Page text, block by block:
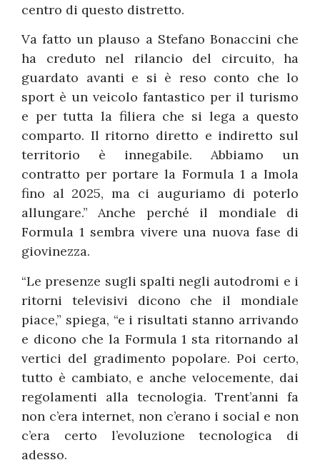
centro di questo distretto.
Va fatto un plauso a Stefano Bonaccini che
ha creduto nel rilancio del circuito, ha
guardato avanti e si è reso conto che lo
sport è un veicolo fantastico per il turismo
e per tutta la filiera che si lega a questo
comparto. Il ritorno diretto e indiretto sul
territorio è innegabile. Abbiamo un
contratto per portare la Formula 1 a Imola
fino al 2025, ma ci auguriamo di poterlo
allungare.” Anche perché il mondiale di
Formula 1 sembra vivere una nuova fase di
giovinezza.
“Le presenze sugli spalti negli autodromi e i
ritorni televisivi dicono che il mondiale
piace,” spiega, “e i risultati stanno arrivando
e dicono che la Formula 1 sta ritornando al
vertici del gradimento popolare. Poi certo,
tutto è cambiato, e anche velocemente, dai
regolamenti alla tecnologia. Trent’anni fa
non c’era internet, non c’erano i social e non
c’era certo l’evoluzione tecnologica di
adesso.